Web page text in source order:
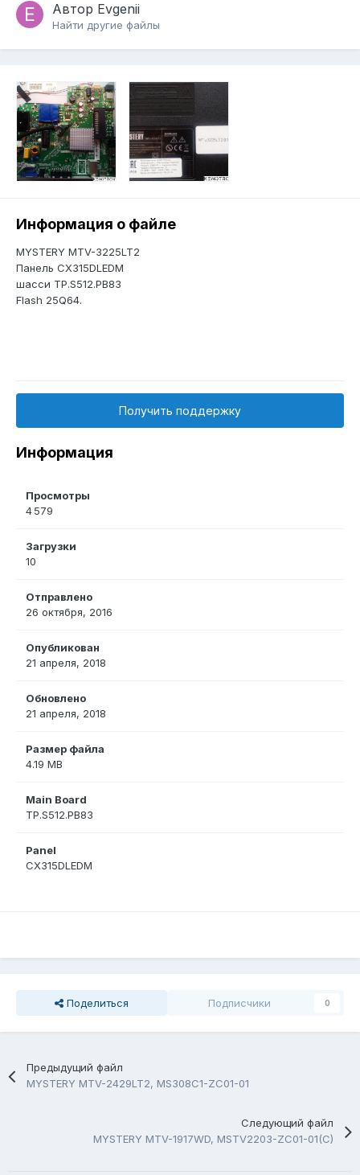
Автор Evgenii
Найти другие файлы
Информация о файле
MYSTERY MTV-3225LT2
Панель CX315DLEDM
шасси TP.S512.PB83
Flash 25Q64.
Получить поддержку
Информация
Просмотры
4 579
Загрузки
10
Отправлено
26 октября, 2016
Опубликован
21 апреля, 2018
Обновлено
21 апреля, 2018
Размер файла
4.19 MB
Main Board
TP.S512.PB83
Panel
CX315DLEDM
Поделиться Подписчики 0
Предыдущий файл
MYSTERY MTV-2429LT2, MS308C1-ZC01-01
Следующий файл
MYSTERY MTV-1917WD, MSTV2203-ZC01-01(C)